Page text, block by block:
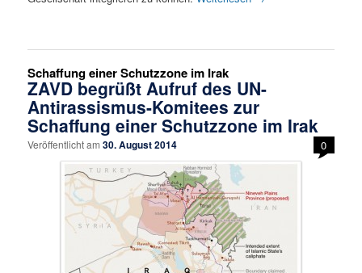
Schaffung einer Schutzzone im Irak
ZAVD begrüßt Aufruf des UN-
Antirassismus-Komitees zur
Schaffung einer Schutzzone im Irak
Veröffentlicht am30. August 2014 0